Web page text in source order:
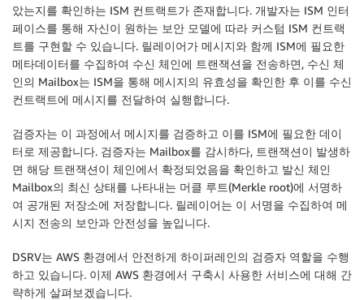
았는지를 확인하는 ISM 컨트랙트가 존재합니다. 개발자는 ISM 인터
페이스를 통해 자신이 원하는 보안 모델에 따라 커스텀 ISM 컨트랙
트를 구현할 수 있습니다. 릴레이어가 메시지와 함께 ISM에 필요한
메타데이터를 수집하여 수신 체인에 트랜잭션을 전송하면, 수신 체
인의 Mailbox는 ISM을 통해 메시지의 유효성을 확인한 후 이를 수신
컨트랙트에 메시지를 전달하여 실행합니다.
검증자는 이 과정에서 메시지를 검증하고 이를 ISM에 필요한 데이
터로 제공합니다. 검증자는 Mailbox를 감시하다, 트랜잭션이 발생하
면 해당 트랜잭션이 체인에서 확정되었음을 확인하고 발신 체인
Mailbox의 최신 상태를 나타내는 머클 루트(Merkle root)에 서명하
여 공개된 저장소에 저장합니다. 릴레이어는 이 서명을 수집하여 메
시지 전송의 보안과 안전성을 높입니다.
DSRV는 AWS 환경에서 안전하게 하이퍼레인의 검증자 역할을 수행
하고 있습니다. 이제 AWS 환경에서 구축시 사용한 서비스에 대해 간
략하게 살펴보겠습니다.